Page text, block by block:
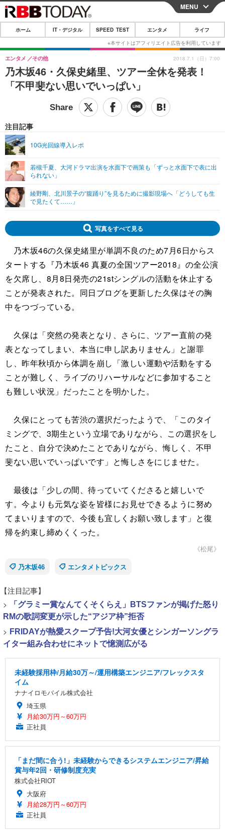
CLOSE
ホーム
IT・デジタル
IT・デジタルTOP スマートフォン
ネタ
その他
SPEED TEST
映画・ドラマ
グラビア
ショッピング その他
ライフTOP
その他
リリース一覧
プッシュ通知の停止方法
MENU
ホーム IT・デジタル SPEED TEST エンタメ ライフ
乃木坂46・久保史緒里、ツアー全休を発表！
「不甲斐ない思いでいっぱい」
エンタメ その他
注目記事
10G光回線導入レポ
若槻千夏、大河ドラマ出演を水面下で画策も「ずっと水面下で表に出
られない」
綾野剛、北川景子の“腹踊り”を見るために撮影現場へ「どうしても生
で見たくて……」
2018.7.1（日）7:00
写真をすべて見る
乃木坂46の久保史緒里が単調不良のため7月6日からス
タートする『乃木坂46 真夏の全国ツアー2018』の全公演
を欠席し、8月8日発売の21stシングルの活動を休止する
ことが発表された。同日ブログを更新した久保はその胸
中をつづっている。
久保は「突然の発表となり、さらに、ツアー直前の発
表となってしまい、本当に申し訳ありません」と謝罪
し、昨年秋頃から体調を崩し「激しい運動や活動をする
ことが難しく、ライブのリハーサルなどに参加すること
も難しい状況」だったことを明かした。
久保にとっても苦渋の選択だったようで、「このタイ
ミングで、3期生という立場でありながら、この選択をし
たこと、自分で決めたことでありながら、悔しく、不甲
斐ない思いでいっぱいです」と悔しさをにじませた。
最後は「少しの間、待っていてくださると嬉しいで
す。今よりも元気な姿を皆様にお見せできるように努め
てまいりますので、今後も宜しくお願い致します」と復
帰を約束し締めくくった。
《松尾》
乃木坂46
エンタメトピックス
【注目記事】
>
「グラミー賞なんてくそくらえ」BTSファンが掲げた怒り
RMの歌詞変更が示した“アジア枠”拒否
> FRIDAYが熱愛スクープ予告!大河女優とシンガーソングラ
イター組み合わせにネットで憶測広がる
未経験採用枠/月給30万～/運用構築エンジニア/フレックスタ
イム
ナナイロモバイル株式会社
埼玉県
月給30万円～60万円
正社員
「まだ間に合う!」未経験からできるシステムエンジニア/昇給
賞与年2回・研修制度充実
株式会社RIOT
大阪府
月給28万円～60万円
正社員